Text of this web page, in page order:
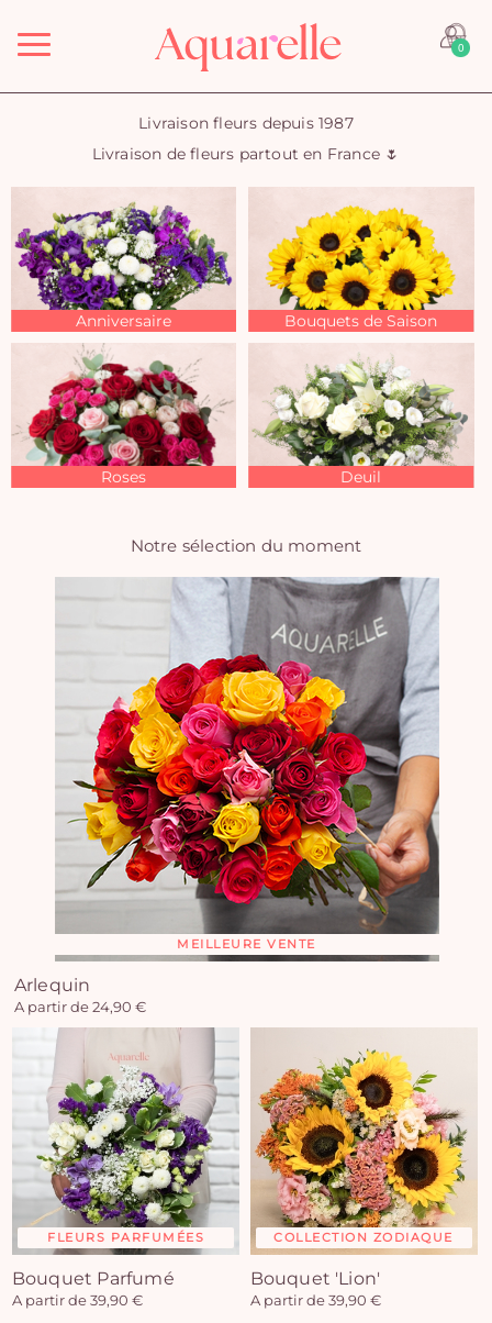
Menu 0
Livraison fleurs depuis 1987
Livraison de fleurs partout en France 🌷
Anniversaire Bouquets de Saison
Roses Deuil
Notre sélection du moment
MEILLEURE VENTE
Arlequin
A partir de 24,90 €
FLEURS PARFUMÉES
Bouquet Parfumé
A partir de 39,90 €
COLLECTION ZODIAQUE
Bouquet 'Lion'
A partir de 39,90 €